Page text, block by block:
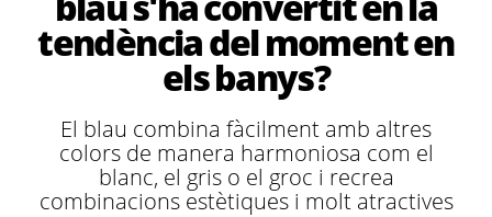
tendència del moment en
els banys?
El blau combina fàcilment amb altres
colors de manera harmoniosa com el
blanc, el gris o el groc i recrea
combinacions estètiques i molt atractives